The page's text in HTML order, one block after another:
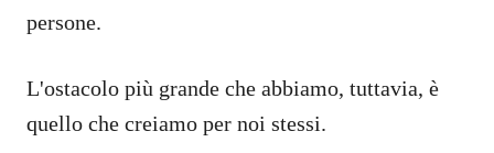
persone.
L'ostacolo più grande che abbiamo, tuttavia, è
quello che creiamo per noi stessi.